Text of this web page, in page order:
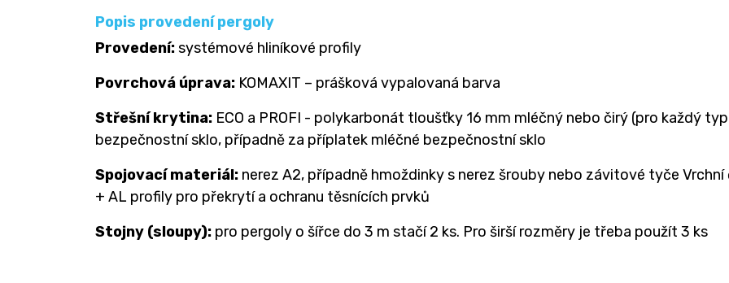
Popis provedení pergoly
Provedení:systémové hliníkové profily
Povrchová úprava: KOMAXIT – prášková vypalovaná barva
Střešní krytina: ECO a PROFI - polykarbonát tloušťky 16 mm mléčný nebo čirý (pro každý
bezpečnostní sklo, případně za příplatek mléčné bezpečnostní sklo
Spojovací materiál: nerez A2, případně hmoždinky s nerez šrouby nebo závitové tyče
+ AL profily pro překrytí a ochranu těsnících prvků
Stojny (sloupy): pro pergoly o šířce do 3 m stačí 2 ks. Pro širší rozměry je třeba použít 3 ks